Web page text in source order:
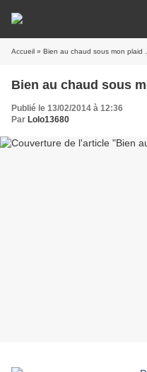
Accueil » Bien au chaud sous mon plaid ...
Bien au chaud sous
Publié le 13/02/2014 à 12:36
Par Lolo13680